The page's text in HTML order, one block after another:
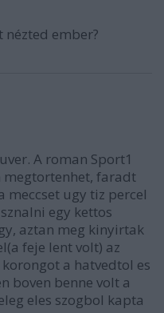
nézted ember?
A roman Sport1
megtortenhet, faradt
meccset ugy tiz percel
egy kettos
aztan meg kinyirtak
feje lent volt) az
a hatvedtol es
boven benne volt a
eles szogbol kapta